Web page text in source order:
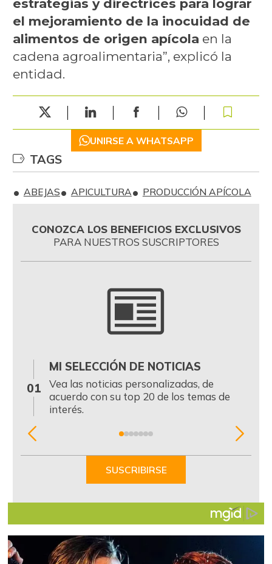
estrategias y directrices para lograr
el mejoramiento de la inocuidad de
alimentos de origen apícola en la
cadena agroalimentaria”, explicó la
entidad.
UNIRSE A WHATSAPP
TAGS
ABEJAS APICULTURA PRODUCCIÓN APÍCOLA
CONOZCA LOS BENEFICIOS EXCLUSIVOS
PARA NUESTROS SUSCRIPTORES
01
MI SELECCIÓN DE NOTICIAS
Vea las noticias personalizadas, de
acuerdo con su top 20 de los temas de
interés.
Item
SUSCRIBIRSE